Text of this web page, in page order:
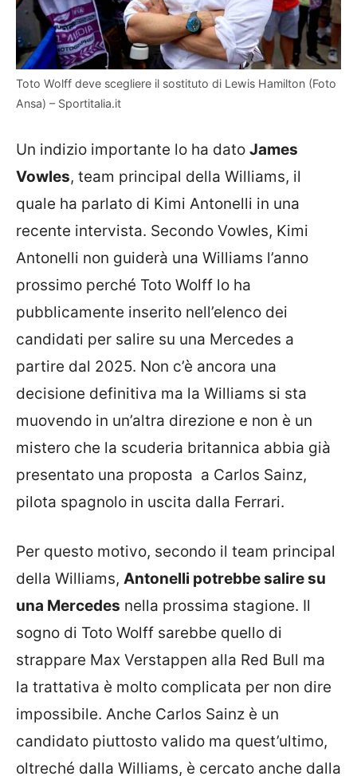
Toto Wolff deve scegliere il sostituto di Lewis Hamilton (Foto
Ansa) – Sportitalia.it
Un indizio importante lo ha dato James
Vowles, team principal della Williams, il
quale ha parlato di Kimi Antonelli in una
recente intervista. Secondo Vowles, Kimi
Antonelli non guiderà una Williams l’anno
prossimo perché Toto Wolff lo ha
pubblicamente inserito nell’elenco dei
candidati per salire su una Mercedes a
partire dal 2025. Non c’è ancora una
decisione definitiva ma la Williams si sta
muovendo in un’altra direzione e non è un
mistero che la scuderia britannica abbia già
presentato una proposta a Carlos Sainz,
pilota spagnolo in uscita dalla Ferrari.
Per questo motivo, secondo il team principal
della Williams, Antonelli potrebbe salire su
una Mercedes nella prossima stagione. Il
sogno di Toto Wolff sarebbe quello di
strappare Max Verstappen alla Red Bull ma
la trattativa è molto complicata per non dire
impossibile. Anche Carlos Sainz è un
candidato piuttosto valido ma quest’ultimo,
oltreché dalla Williams, è cercato anche dalla